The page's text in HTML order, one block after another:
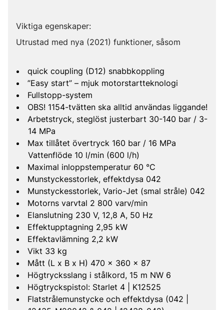
Viktiga egenskaper:
Utrustad med nya (2021) funktioner, såsom
quick coupling (D12) snabbkoppling
”Easy start” – mjuk motorstartteknologi
Fullstopp-system
OBS! 1154-tvätten ska alltid användas liggande!
Arbetstryck, steglöst justerbart 30-140 bar / 3-
14 MPa
Max tillåtet övertryck 160 bar / 16 MPa
Vattenflöde 10 l/min (600 l/h)
Maximal inloppstemperatur 60 °C
Munstyckesstorlek, effektdysa 042
Munstyckesstorlek, Vario-Jet (smal stråle) 042
Motorns varvtal 2 800 varv/min
Elanslutning 230 V, 12,8 A, 50 Hz
Effektupptagning 2,95 kW
Effektavlämning 2,2 kW
Vikt 33 kg
Mått (L x B x H) 470 x 360 x 87
Högtrycksslang i stålkord, 15 m NW 6
Högtryckspistol: Starlet 4 | K12525
Flatstrålemunstycke och effektdysa (042 |